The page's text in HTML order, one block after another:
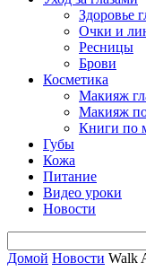
Здоровье
Очки и
Ресницы
Брови
Косметика
Макияж
Макияж
Книги по
Губы
Кожа
Питание
Видео уроки
Новости
Домой Новости Walk